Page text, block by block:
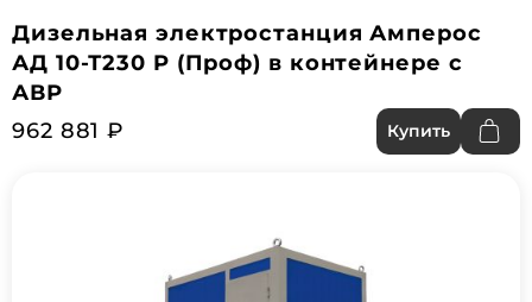
Дизельная электростанция Амперос
АД 10-Т230 P (Проф) в контейнере с
АВР
962 881 ₽
Купить